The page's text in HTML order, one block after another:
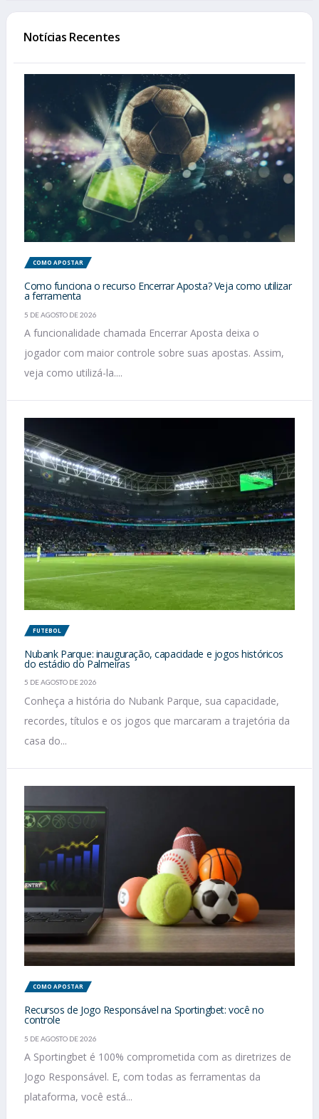
Notícias Recentes
COMO APOSTAR
Como funciona o recurso Encerrar Aposta? Veja como utilizar
a ferramenta
5 DE AGOSTO DE 2026
A funcionalidade chamada Encerrar Aposta deixa o
jogador com maior controle sobre suas apostas. Assim,
veja como utilizá-la....
FUTEBOL
Nubank Parque: inauguração, capacidade e jogos históricos
do estádio do Palmeiras
5 DE AGOSTO DE 2026
Conheça a história do Nubank Parque, sua capacidade,
recordes, títulos e os jogos que marcaram a trajetória da
casa do...
COMO APOSTAR
Recursos de Jogo Responsável na Sportingbet: você no
controle
5 DE AGOSTO DE 2026
A Sportingbet é 100% comprometida com as diretrizes de
Jogo Responsável. E, com todas as ferramentas da
plataforma, você está...